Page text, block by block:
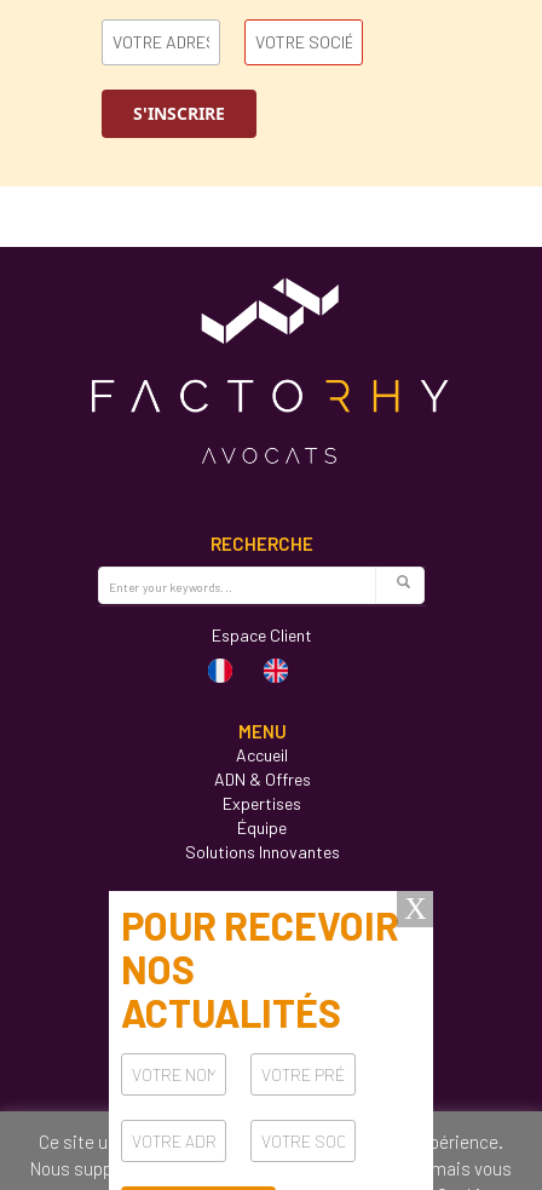
RECHERCHE
Espace Client
MENU
Accueil
ADN & Offres
Expertises
Équipe
Solutions Innovantes
Actualités
Carrières
61 rue de Bercy 75012 Paris
E-mail :info@factorhy.com
Ce site utilise des cookies pour améliorer votre expérience.
Nous supposons que vous êtes d’accord avec cela, mais vous